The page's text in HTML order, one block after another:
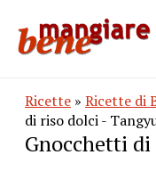
Ricette » Ricette di
di riso dolci -
Gnocchetti